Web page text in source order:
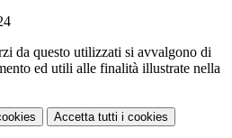
da questo utilizzati si avvalgono di
ed utili alle finalità illustrate nella
Accetta tutti i cookies